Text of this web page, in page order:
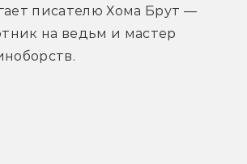
писателю Хома Брут —
на ведьм и мастер